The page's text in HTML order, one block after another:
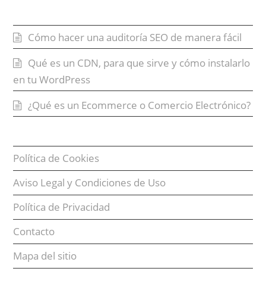
Cómo hacer una auditoría SEO de manera fácil
Qué es un CDN, para que sirve y cómo instalarlo
en tu WordPress
¿Qué es un Ecommerce o Comercio Electrónico?
Política de Cookies
Aviso Legal y Condiciones de Uso
Política de Privacidad
Contacto
Mapa del sitio